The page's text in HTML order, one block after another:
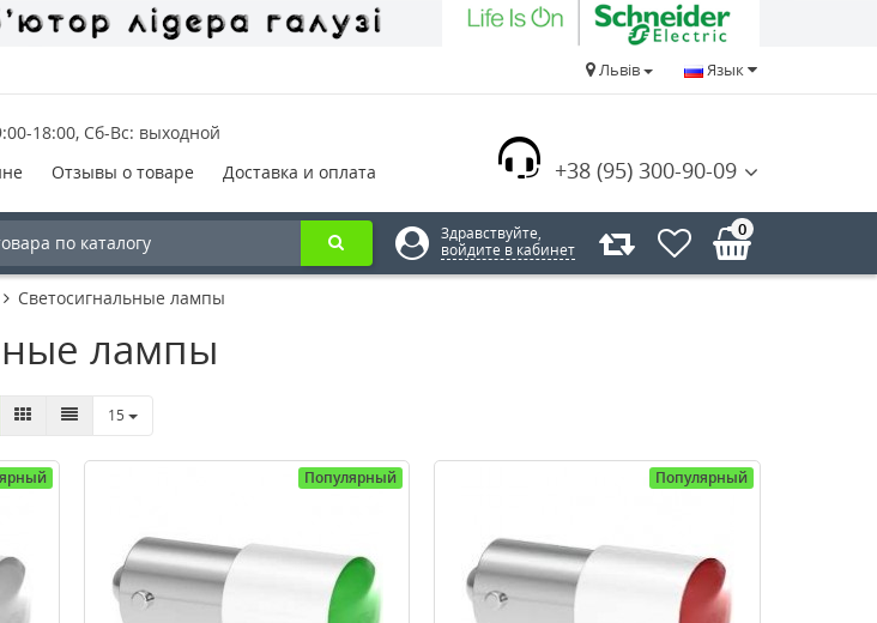
Язык
Львів
+38 (95) 300-90-09
18:00, Сб-Вс: выходной
Отзывы о товаре Доставка и оплата
Здравствуйте,
войдите в кабинет
0
Светосигнальные лампы
лампы
15
Популярный Популярный